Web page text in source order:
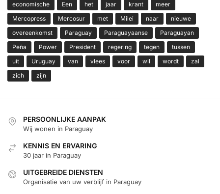
economische
Een het jaar krant
meer
Mercopress
Mercosur met Milei naar
nieuwe
overeenkomst
Paraguay Paraguayaanse
Paraguayan
Peña
Power President regering tegen
tussen
uit
Uruguay van vlees voor wil wordt
zal
zich
zijn
PERSOONLIJKE AANPAK
Wij wonen in Paraguay
KENNIS EN ERVARING
30 jaar in Paraguay
UITGEBREIDE DIENSTEN
Organisatie van uw verblijf in Paraguay